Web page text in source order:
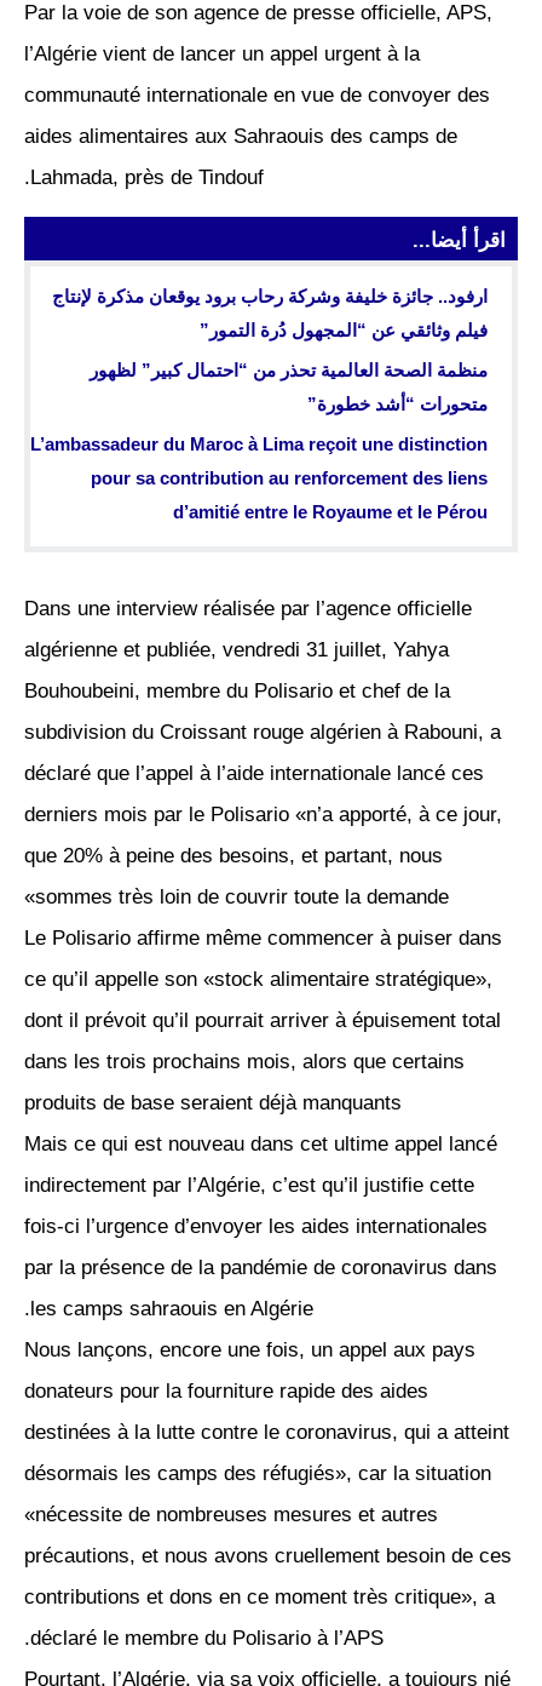
Par la voie de son agence de presse officielle, APS,
l’Algérie vient de lancer un appel urgent à la
communauté internationale en vue de convoyer des
aides alimentaires aux Sahraouis des camps de
Lahmada, près de Tindouf.
اقرأ أيضا...
ارفود.. جائزة خليفة وشركة رحاب برود يوقعان مذكرة لإنتاج
فيلم وثائقي عن “المجهول دُرة التمور”
منظمة الصحة العالمية تحذر من “احتمال كبير” لظهور
متحورات “أشد خطورة”
L’ambassadeur du Maroc à Lima reçoit une distinction
pour sa contribution au renforcement des liens
d’amitié entre le Royaume et le Pérou
Dans une interview réalisée par l’agence officielle
algérienne et publiée, vendredi 31 juillet, Yahya
Bouhoubeini, membre du Polisario et chef de la
subdivision du Croissant rouge algérien à Rabouni, a
déclaré que l’appel à l’aide internationale lancé ces
derniers mois par le Polisario «n’a apporté, à ce jour,
que 20% à peine des besoins, et partant, nous
sommes très loin de couvrir toute la demande»
Le Polisario affirme même commencer à puiser dans
ce qu’il appelle son «stock alimentaire stratégique»,
dont il prévoit qu’il pourrait arriver à épuisement total
dans les trois prochains mois, alors que certains
produits de base seraient déjà manquants
Mais ce qui est nouveau dans cet ultime appel lancé
indirectement par l’Algérie, c’est qu’il justifie cette
fois-ci l’urgence d’envoyer les aides internationales
par la présence de la pandémie de coronavirus dans
les camps sahraouis en Algérie.
Nous lançons, encore une fois, un appel aux pays
donateurs pour la fourniture rapide des aides
destinées à la lutte contre le coronavirus, qui a atteint
désormais les camps des réfugiés», car la situation
«nécessite de nombreuses mesures et autres
précautions, et nous avons cruellement besoin de ces
contributions et dons en ce moment très critique», a
déclaré le membre du Polisario à l’APS.
Pourtant, l’Algérie, via sa voix officielle, a toujours nié